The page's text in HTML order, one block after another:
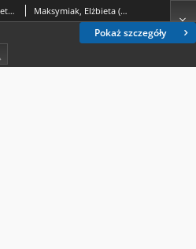
Pokaż szczegóły
Macierze brzegowe w niektórych metodach wykrywania oraz mierzenia natężenia współliniowości Maksymiak, Elżbieta (1953- ).